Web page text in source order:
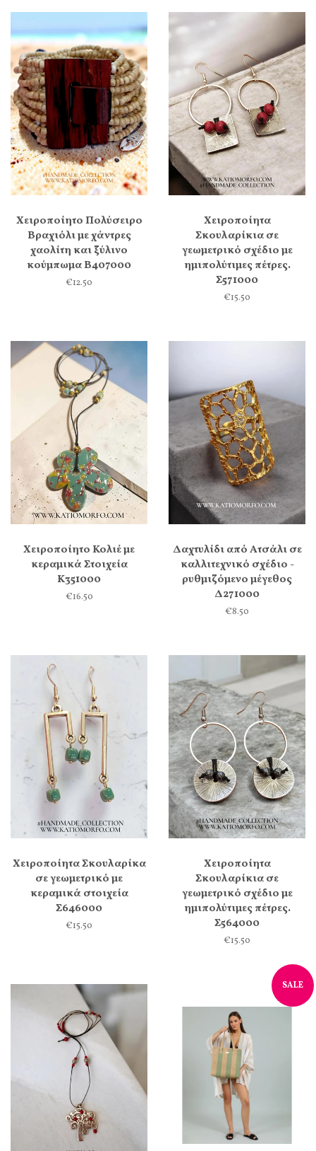
Χειροποίητο Πολύσειρο
Βραχιόλι με χάντρες
χαολίτη και ξύλινο
κούμπωμα Β407000
€12.50
Χειροποίητα
Σκουλαρίκια σε
γεωμετρικό σχέδιο με
ημιπολύτιμες πέτρες.
Σ571000
€15.50
Χειροποίητο Κολιέ με
κεραμικά Στοιχεία
Κ351000
€16.50
Δαχτυλίδι από Ατσάλι σε
καλλιτεχνικό σχέδιο -
ρυθμιζόμενο μέγεθος
Δ271000
€8.50
Χειροποίητα Σκουλαρίκα
σε γεωμετρικό με
κεραμικά στοιχεία
Σ646000
€15.50
Χειροποίητα
Σκουλαρίκια σε
γεωμετρικό σχέδιο με
ημιπολύτιμες πέτρες.
Σ564000
€15.50
SALE